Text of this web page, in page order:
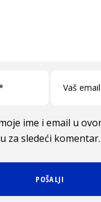
ime i email u
za sledeći komentar.